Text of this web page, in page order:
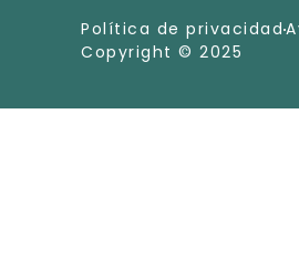
Política de privacidad
Copyright © 2025